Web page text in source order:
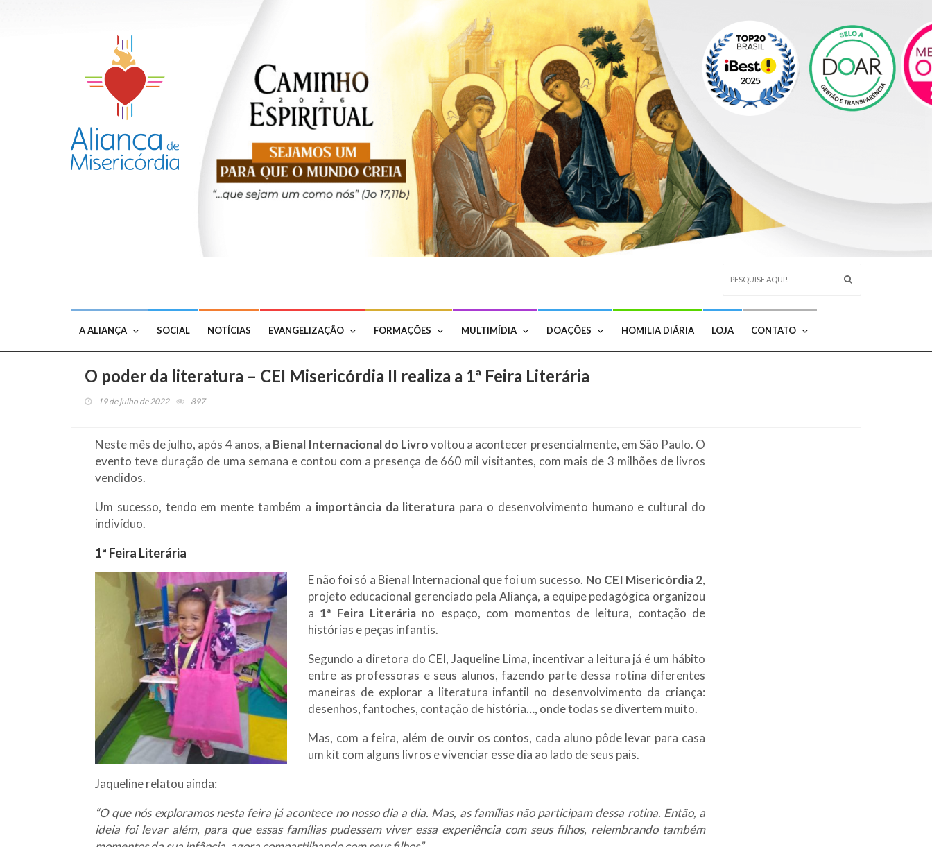
A ALIANÇA SOCIAL NOTÍCIAS EVANGELIZAÇÃO FORMAÇÕES MULTIMÍDIA DOAÇÕES HOMILIA DIÁRIA LOJA CONTATO
O poder da literatura – CEI Misericórdia II realiza a 1ª Feira Literária
19 de julho de 2022 897
Neste mês de julho, após 4 anos, a Bienal Internacional do Livrovoltou a acontecer presencialmente, em São Paulo. O
evento teve duração de uma semana e contou com a presença de 660 mil visitantes, com mais de 3 milhões de livros
vendidos.
Um sucesso, tendo em mente também a importância da literatura para o desenvolvimento humano e cultural do
indivíduo.
1ª Feira Literária
E não foi só a Bienal Internacional que foi um sucesso. No CEI Misericórdia 2,
projeto educacional gerenciado pela Aliança, a equipe pedagógica organizou
a 1ª Feira Literária no espaço, com momentos de leitura, contação de
histórias e peças infantis.
Segundo a diretora do CEI, Jaqueline Lima, incentivar a leitura já é um hábito
entre as professoras e seus alunos, fazendo parte dessa rotina diferentes
maneiras de explorar a literatura infantil no desenvolvimento da criança:
desenhos, fantoches, contação de história…, onde todas se divertem muito.
Mas, com a feira, além de ouvir os contos, cada aluno pôde levar para casa
um kit com alguns livros e vivenciar esse dia ao lado de seus pais.
Jaqueline relatou ainda:
“O que nós exploramos nesta feira já acontece no nosso dia a dia. Mas, as famílias não participam dessa rotina. Então, a
ideia foi levar além, para que essas famílias pudessem viver essa experiência com seus filhos, relembrando também